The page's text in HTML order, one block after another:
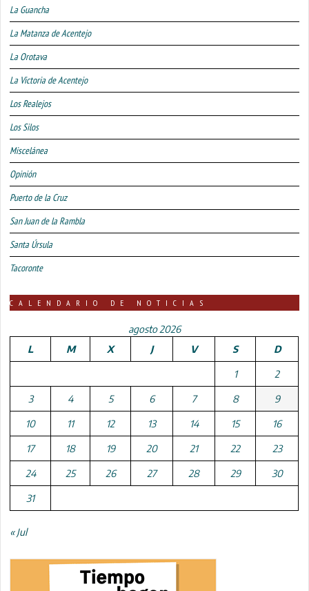
La Guancha
La Matanza de Acentejo
La Orotava
La Victoria de Acentejo
Los Realejos
Los Silos
Miscelánea
Opinión
Puerto de la Cruz
San Juan de la Rambla
Santa Úrsula
Tacoronte
CALENDARIO DE NOTICIAS
agosto 2026
L
M X J V S D
1 2
3 4 5 6 7 8 9
10 11 12 13 14 15 16
17 18 19 20 21 22 23
24 25 26 27 28 29 30
31
« Jul